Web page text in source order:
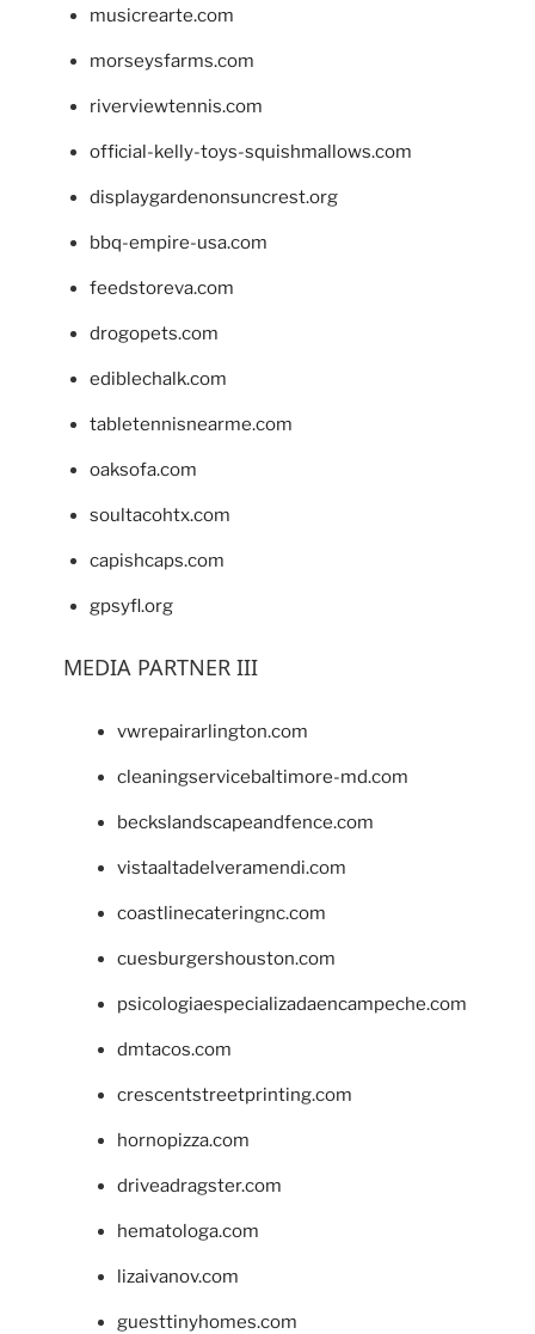
musicrearte.com
morseysfarms.com
riverviewtennis.com
official-kelly-toys-squishmallows.com
displaygardenonsuncrest.org
bbq-empire-usa.com
feedstoreva.com
drogopets.com
ediblechalk.com
tabletennisnearme.com
oaksofa.com
soultacohtx.com
capishcaps.com
gpsyfl.org
MEDIA PARTNER III
vwrepairarlington.com
cleaningservicebaltimore-md.com
beckslandscapeandfence.com
vistaaltadelveramendi.com
coastlinecateringnc.com
cuesburgershouston.com
psicologiaespecializadaencampeche.com
dmtacos.com
crescentstreetprinting.com
hornopizza.com
driveadragster.com
hematologa.com
lizaivanov.com
guesttinyhomes.com